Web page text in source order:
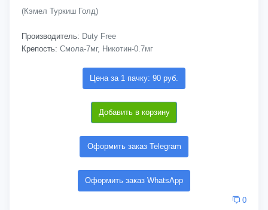
(Кэмел Туркиш Голд)
Производитель: Duty Free
Крепость: Смола-7мг, Никотин-0.7мг
Цена за 1 пачку: 90 руб.
Добавить в корзину
Оформить заказ Telegram
Оформить заказ WhatsApp
0